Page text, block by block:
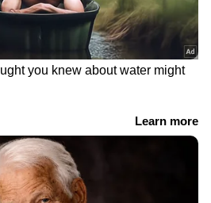
അദ്ദേഹം
കാവുണ്ടംപാളയം
പുതിയ പോലീസ്
നടപടികൾ
തമിഴ്നാട് ഡിജിപ്
പറഞ്ഞു.